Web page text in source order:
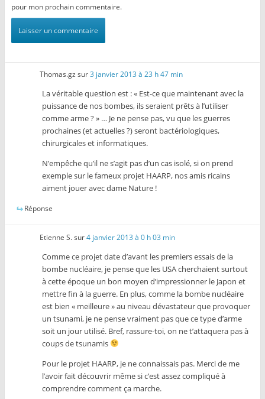
pour mon prochain commentaire.
Thomas.gz sur3 janvier 2013 à 23 h 47 min
La véritable question est : « Est-ce que maintenant avec la
puissance de nos bombes, ils seraient prêts à l’utiliser
comme arme ? » … Je ne pense pas, vu que les guerres
prochaines (et actuelles ?) seront bactériologiques,
chirurgicales et informatiques.
N’empêche qu’il ne s’agit pas d’un cas isolé, si on prend
exemple sur le fameux projet HAARP, nos amis ricains
aiment jouer avec dame Nature !
Réponse
Etienne S.sur4 janvier 2013 à 0 h 03 min
Comme ce projet date d’avant les premiers essais de la
bombe nucléaire, je pense que les USA cherchaient surtout
à cette époque un bon moyen d’impressionner le Japon et
mettre fin à la guerre. En plus, comme la bombe nucléaire
est bien « meilleure » au niveau dévastateur que provoquer
un tsunami, je ne pense vraiment pas que ce type d’arme
soit un jour utilisé. Bref, rassure-toi, on ne t’attaquera pas à
coups de tsunamis
Pour le projet HAARP, je ne connaissais pas. Merci de me
l’avoir fait découvrir même si c’est assez compliqué à
comprendre comment ça marche.